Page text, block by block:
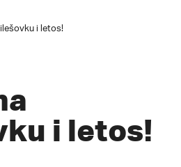
i letos!
i letos!